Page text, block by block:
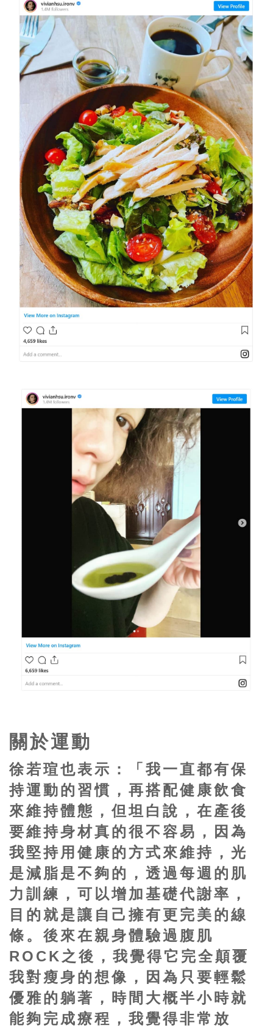
關於運動
徐若瑄也表示：「我一直都有保
持運動的習慣，再搭配健康飲食
來維持體態，但坦白說，在產後
要維持身材真的很不容易，因為
我堅持用健康的方式來維持，光
是減脂是不夠的，透過每週的肌
力訓練，可以增加基礎代謝率，
目的就是讓自己擁有更完美的線
條。後來在親身體驗過腹肌
ROCK之後，我覺得它完全顛覆
我對瘦身的想像，因為只要輕鬆
優雅的躺著，時間大概半小時就
能夠完成療程，我覺得非常放